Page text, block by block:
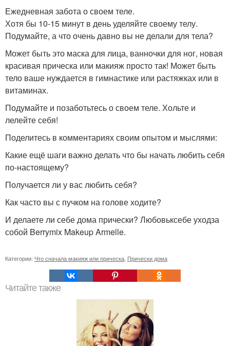
Ежедневная забота о своем теле.
Хотя бы 10-15 минут в день уделяйте своему телу.
Подумайте, а что очень давно вы не делали для тела?
Может быть это маска для лица, ванночки для ног, новая
красивая прическа или макияж просто так! Может быть
тело ваше нуждается в гимнастике или растяжках или в
витаминах.
Подумайте и позаботьтесь о своем теле. Хольте и
лелейте себя!
Поделитесь в комментариях своим опытом и мыслями:
Какие ещё шаги важно делать что бы начать любить себя
по-настоящему?
Получается ли у вас любить себя?
Как часто вы с пучком на голове ходите?
И делаете ли себе дома прически? Любовьксебе уходза
собой Berrymix Makeup Armelle.
Категории: Что сначала макияж или прическа Прически дома
Читайте также